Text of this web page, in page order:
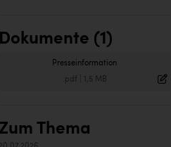
Dokumente (1)
Presseinformation
.pdf 1,5 MB
Zum Thema